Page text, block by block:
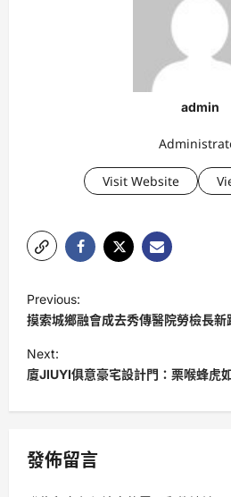
admin
Visit Website
o
s
t
v
Previous:
摸索城鄉融會成去秀傳醫院勞檢長新
Next:
廈JIUYI俱意豪宅設計門：栗喉蜂虎
發佈留言